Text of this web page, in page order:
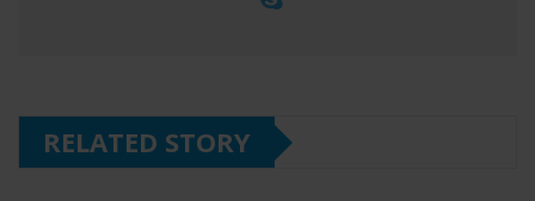
RELATED STORY